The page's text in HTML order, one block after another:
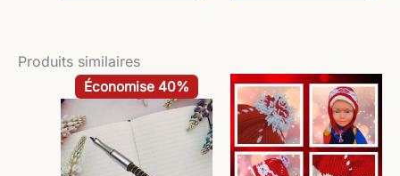
Produits similaires
Économise 40%
Le
prix
initial
était :
49,60 €.
Le
prix
actuel
est :
29,90 €.